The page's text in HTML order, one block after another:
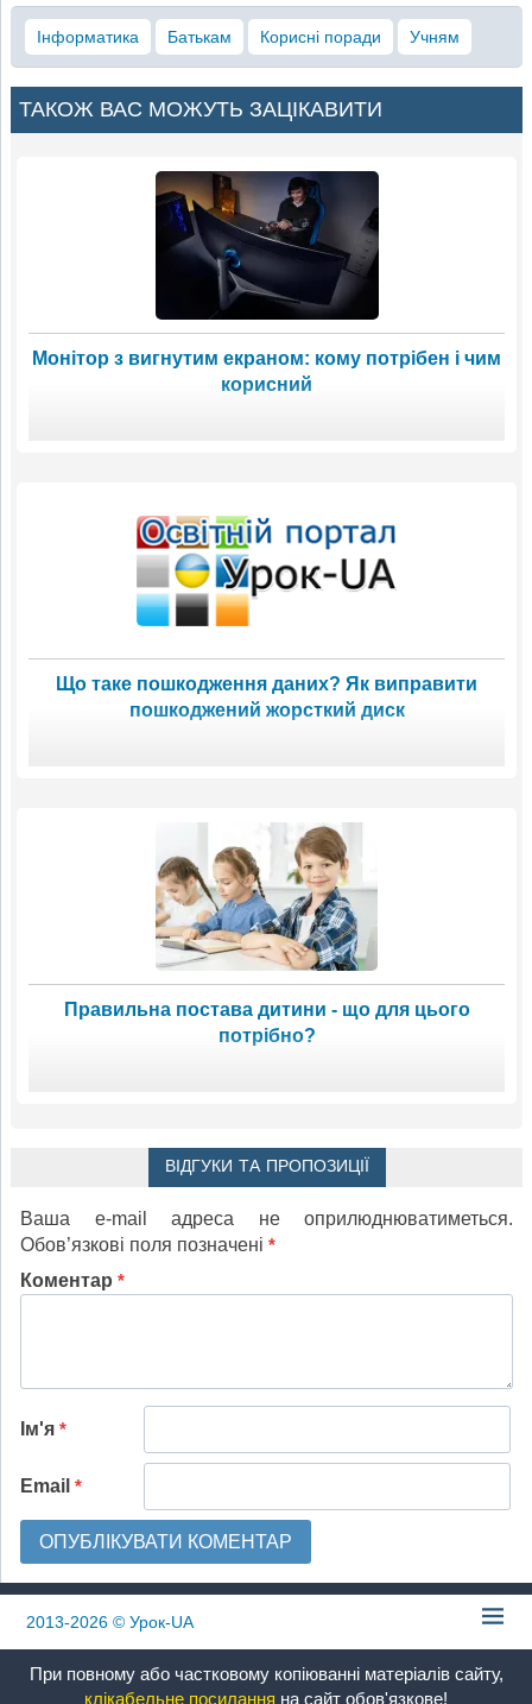
Інформатика Батькам Корисні поради Учням
ТАКОЖ ВАС МОЖУТЬ ЗАЦІКАВИТИ
Монітор з вигнутим екраном: кому потрібен і чим
корисний
Що таке пошкодження даних? Як виправити
пошкоджений жорсткий диск
Правильна постава дитини - що для цього
потрібно?
ВІДГУКИ ТА ПРОПОЗИЦІЇ
Ваша e-mail адреса не оприлюднюватиметься.
Обов’язкові поля позначені *
Коментар *
Ім'я *
Email *
2013-2026© Урок-UA
При повному або частковому копіюванні матеріалів сайту,
клікабельне посилання на сайт обов'язкове!